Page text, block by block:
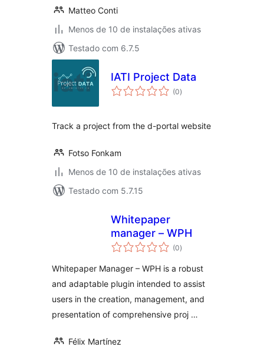
Matteo Conti
Menos de 10 de instalações ativas
Testado com 6.7.5
IATI Project Data
(0total
de
)
Track a project from the d-portal website
Fotso Fonkam
Menos de 10 de instalações ativas
Testado com 5.7.15
Whitepaper
manager – WPH
(0total
de
)
Whitepaper Manager – WPH is a robust
and adaptable plugin intended to assist
users in the creation, management, and
presentation of comprehensive proj …
Félix Martínez